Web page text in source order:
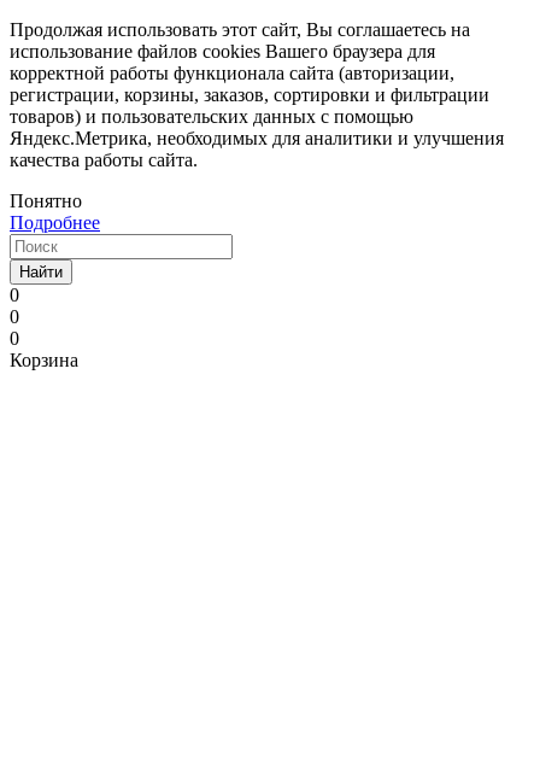
Продолжая использовать этот сайт, Вы соглашаетесь на
использование файлов cookies Вашего браузера для
корректной работы функционала сайта (авторизации,
регистрации, корзины, заказов, сортировки и фильтрации
товаров) и пользовательских данных с помощью
Яндекс.Метрика, необходимых для аналитики и улучшения
качества работы сайта.
Понятно
Подробнее
Найти
0
0
0
Корзина